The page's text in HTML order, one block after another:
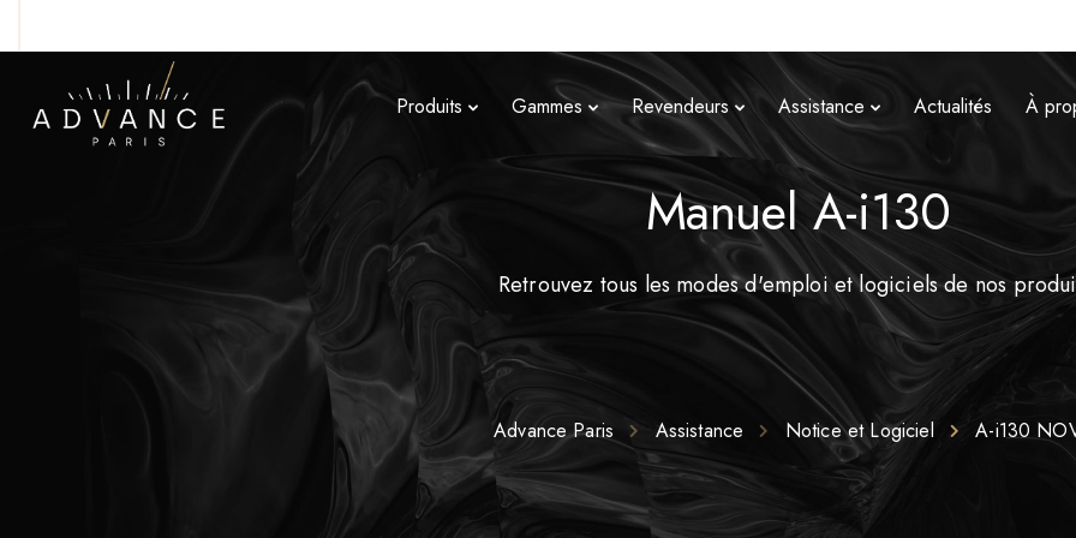
Produits Gammes Revendeurs Assistance Actualités À
Manuel A-i130
Retrouvez tous les modes d'emploi et logiciels de nos
Advance Paris Assistance Notice et Logiciel A-i130